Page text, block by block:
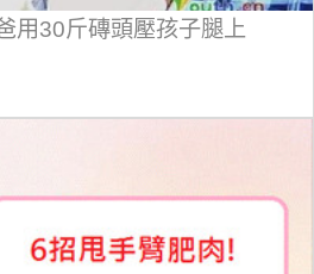
用30斤磚頭壓孩子腿上